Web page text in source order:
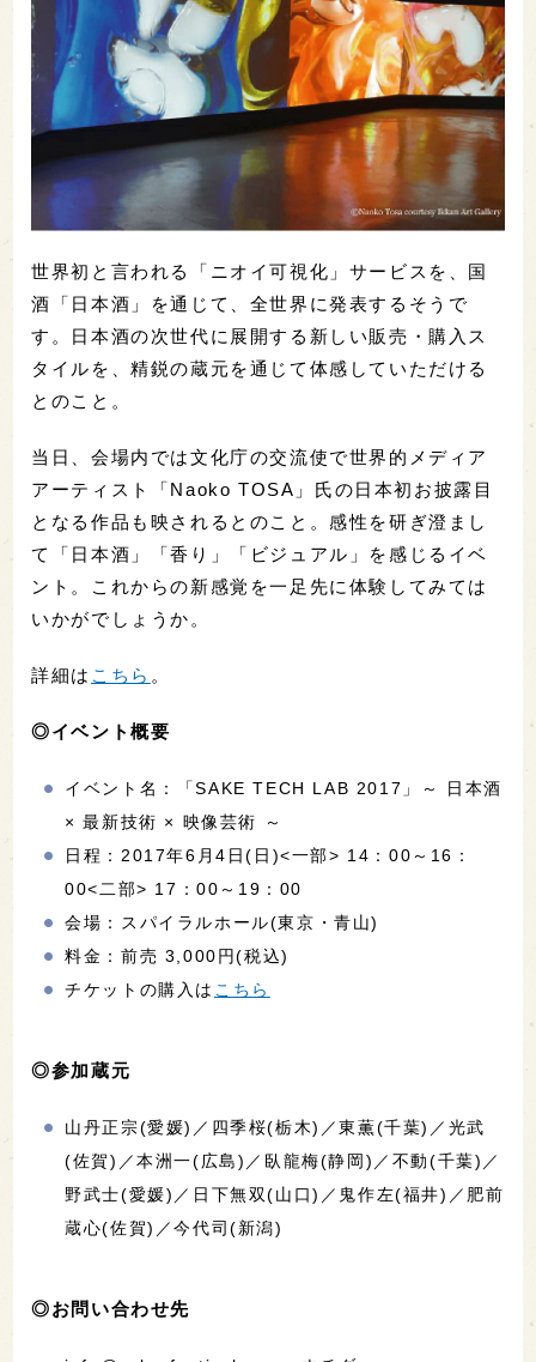
世界初と言われる「ニオイ可視化」サービスを、国
酒「日本酒」を通じて、全世界に発表するそうで
す。日本酒の次世代に展開する新しい販売・購入ス
タイルを、精鋭の蔵元を通じて体感していただける
とのこと。
当日、会場内では文化庁の交流使で世界的メディア
アーティスト「Naoko TOSA」氏の日本初お披露目
となる作品も映されるとのこと。感性を研ぎ澄まし
て「日本酒」「香り」「ビジュアル」を感じるイベ
ント。これからの新感覚を一足先に体験してみては
いかがでしょうか。
詳細は こちら 。
◎イベント概要
イベント名：「SAKE TECH LAB 2017」～ 日本酒
× 最新技術 × 映像芸術 ～
日程：2017年6月4日(日)<一部> 14：00～16：
00<二部> 17：00～19：00
会場：スパイラルホール(東京・青山)
料金：前売 3,000円(税込)
チケットの購入は こちら
◎参加蔵元
山丹正宗(愛媛)／四季桜(栃木)／東薫(千葉)／光武
(佐賀)／本洲一(広島)／臥龍梅(静岡)／不動(千葉)／
野武士(愛媛)／日下無双(山口)／鬼作左(福井)／肥前
蔵心(佐賀)／今代司(新潟)
◎お問い合わせ先